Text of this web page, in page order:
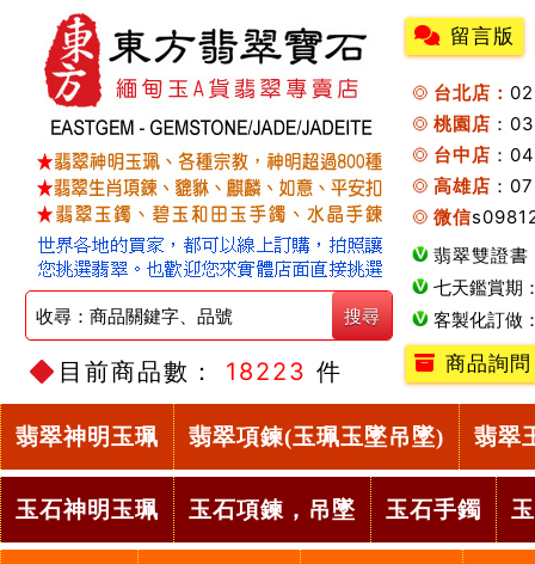
目前商品數： 18223 件
留言版
台北店：
桃園店 ：
台中店 ：
高雄店 ：
微信
翡翠雙證書
七天鑑賞期
客製化訂做
商品詢問
翡翠神明玉珮 翡翠項鍊(玉珮玉墜吊墜) 翡翠
玉石神明玉珮 玉石項鍊，吊墜 玉石手鐲